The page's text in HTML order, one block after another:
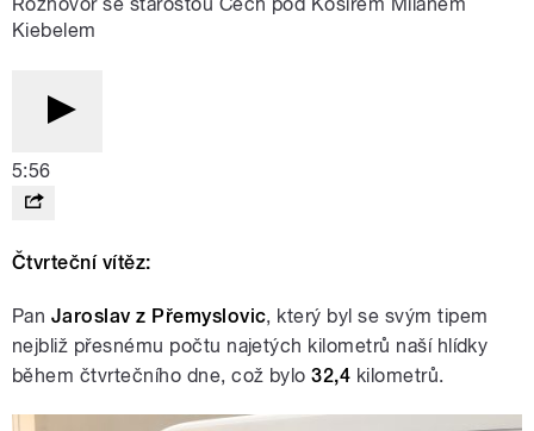
Kiebelem
5:56
Čtvrteční vítěz:
Pan Jaroslav z Přemyslovic, který byl se svým tipem
nejbliž přesnému počtu najetých kilometrů naší hlídky
během čtvrtečního dne, což bylo32,4 kilometrů.